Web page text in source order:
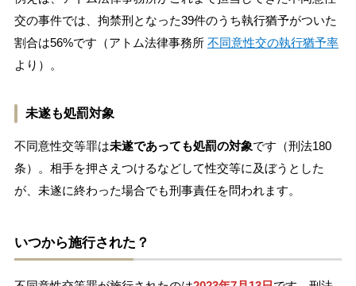
交の事件では、拘禁刑となった39件のうち執行猶予がついた
割合は56%です（アトム法律事務所 不同意性交の執行猶予率
より）。
未遂も処罰対象
不同意性交等罪は未遂であっても処罰の対象です（刑法180
条）。相手を押さえつけるなどして性交等に及ぼうとした
が、未遂に終わった場合でも刑事責任を問われます。
いつから施行された？